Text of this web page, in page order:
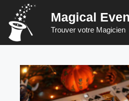
contenido
Magical
Trouver votre Magicien